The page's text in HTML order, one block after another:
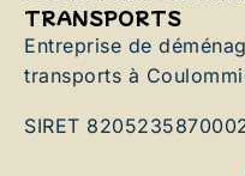
TRANSPORTS
Entreprise de
transports à
SIRET